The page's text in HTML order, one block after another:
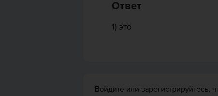
Ответ
1) это
Войдите или зарегистрируйтесь,